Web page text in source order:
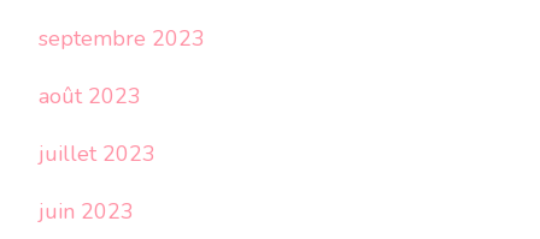
septembre 2023
août 2023
juillet 2023
juin 2023